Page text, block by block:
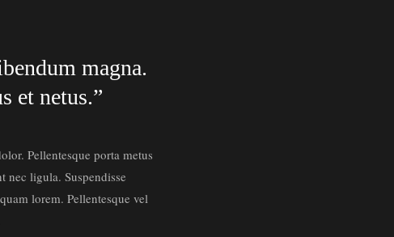
magna.
et netus.”
Pellentesque porta metus
ligula. Suspendisse
lorem. Pellentesque vel